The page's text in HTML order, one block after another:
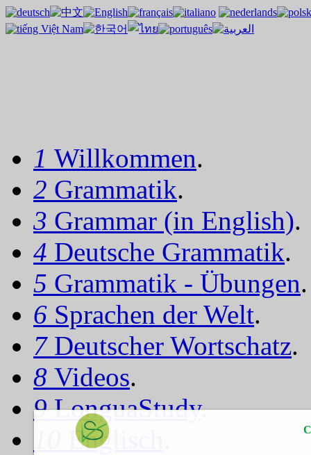
1 Willkommen.
2 Grammatik.
3 Grammar (in English).
4 Deutsche Grammatik.
5 Grammatik - Übungen.
6 Sprachen der Welt.
7 Deutscher Wortschatz.
8 Videos.
9LonguaStudy.
Englisch